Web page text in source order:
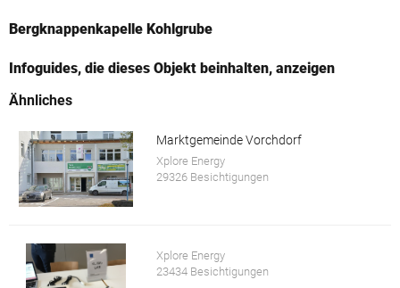
Bergknappenkapelle Kohlgrube
Infoguides, die dieses Objekt beinhalten, anzeigen
Ähnliches
Marktgemeinde Vorchdorf
Xplore Energy
29326 Besichtigungen
Xplore Energy
23434 Besichtigungen